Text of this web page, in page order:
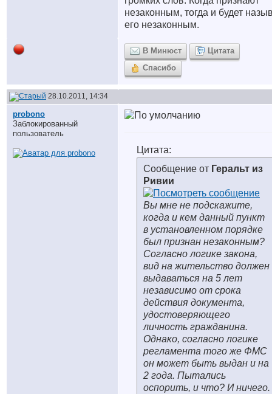
незаконным, тогда и будет
его незаконным.
В Минюст
Цитата
Спасибо
28.10.2011, 14:34
probono
Заблокированный
пользователь
Цитата:
Сообщение от Геральт из
Ривии
Вы мне не подскажите,
когда и кем данный пункт
в установленном порядке
был признан незаконным?
Согласно логике закона,
вид на жительство должен
выдаваться на 5 лет
независимо от срока
действия документа,
удостоверяющего
личность гражданина.
Однако, согласно логике
регламента того же ФМС
он может быть выдан и на
2 года. Пытались
оспорить, и что? И ничего.